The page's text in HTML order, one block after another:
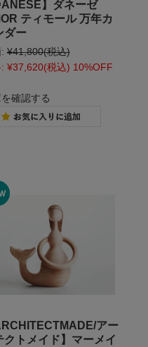
】ダネーゼ
ティモール 万年カ
ダー
¥41,800(税込)
¥37,620(税込) 10%OFF
確認する
アー
クトメイド】マーメイ